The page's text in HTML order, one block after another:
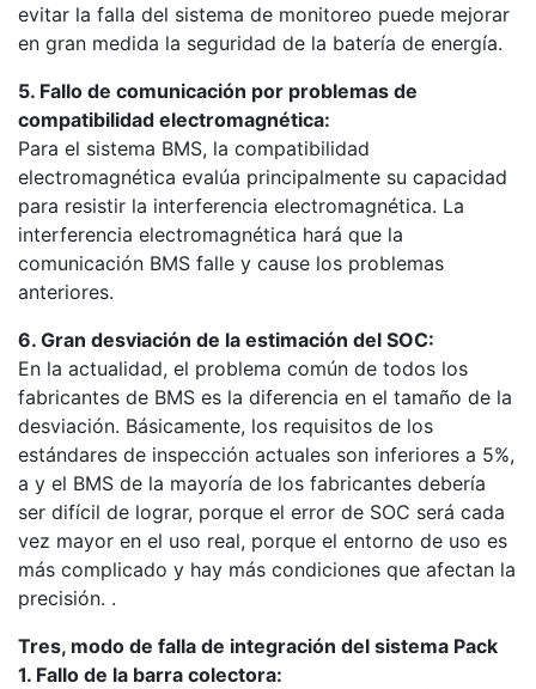
evitar la falla del sistema de monitoreo puede mejorar
en gran medida la seguridad de la batería de energía.
5. Fallo de comunicación por problemas de
compatibilidad electromagnética:
Para el sistema BMS, la compatibilidad
electromagnética evalúa principalmente su capacidad
para resistir la interferencia electromagnética. La
interferencia electromagnética hará que la
comunicación BMS falle y cause los problemas
anteriores.
6. Gran desviación de la estimación del SOC:
En la actualidad, el problema común de todos los
fabricantes de BMS es la diferencia en el tamaño de la
desviación. Básicamente, los requisitos de los
estándares de inspección actuales son inferiores a 5%,
a y el BMS de la mayoría de los fabricantes debería
ser difícil de lograr, porque el error de SOC será cada
vez mayor en el uso real, porque el entorno de uso es
más complicado y hay más condiciones que afectan la
precisión. .
Tres, modo de falla de integración del sistema Pack
1. Fallo de la barra colectora: